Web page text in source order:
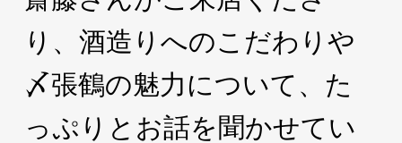
り、酒造りへのこだわりや
〆張鶴の魅力について、た
っぷりとお話を聞かせてい